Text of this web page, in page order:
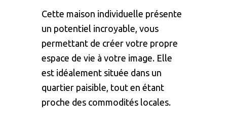
Cette maison individuelle présente
un potentiel incroyable, vous
permettant de créer votre propre
espace de vie à votre image. Elle
est idéalement située dans un
quartier paisible, tout en étant
proche des commodités locales.